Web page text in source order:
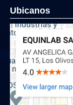
Ubicanos